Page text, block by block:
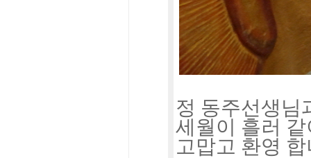
정 동주선생님
세월이 흘러
고맙고 환영